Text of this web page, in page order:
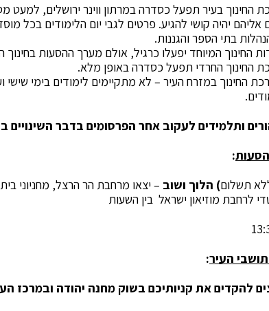
החינוך בעיר תפעל כסדרה במרתון ווינר ירושלים, למעט
אליהם יהיה קושי להגיע. פרטים לגבי יום הלימודים בכל
בתי הספר והגננות.
החינוך המיוחד יפעלו כרגיל, אולם מערך ההסעות בחינוך
החינוך החרדי תפעל כסדרה באופן מלא.
החינוך במזרח העיר – לא מתקיימים לימודים בימי שישי
ותלמידים לעקוב אחר הפרסומים בדבר השינויים
:
תשלום) הלוך ושוב – יצאו מרחבת הר הרצל, מחניוני
לרחבת מוזיאון ישראל בין השעות
העיר:
להקדים את קניותיכם בשוק מחנה יהודה ובמרכז